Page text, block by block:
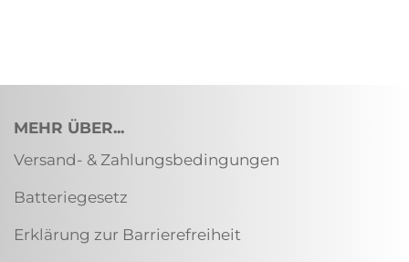
MEHR ÜBER...
Versand- & Zahlungsbedingungen
Batteriegesetz
Erklärung zur Barrierefreiheit